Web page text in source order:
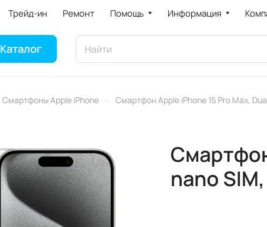
Трейд-ин Ремонт Помощь Информация
Каталог
Смартфоны Apple iPhone – Смартфон Apple iPhone 15 Pro Max,
nano